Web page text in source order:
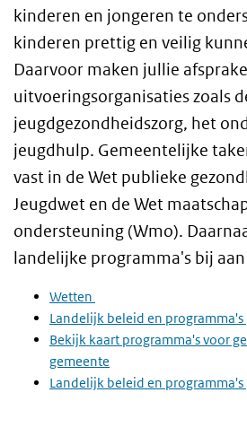
kinderen en jongeren te
kinderen prettig en veilig
Daarvoor maken jullie
uitvoeringsorganisaties zoals
jeugdgezondheidszorg, het
jeugdhulp. Gemeentelijke
vast in de Wet publieke
Jeugdwet en de Wet
ondersteuning (Wmo).
landelijke programma's bij
Wetten
Landelijk beleid en programma's
Bekijk kaart programma's voor
gemeente
Landelijk beleid en